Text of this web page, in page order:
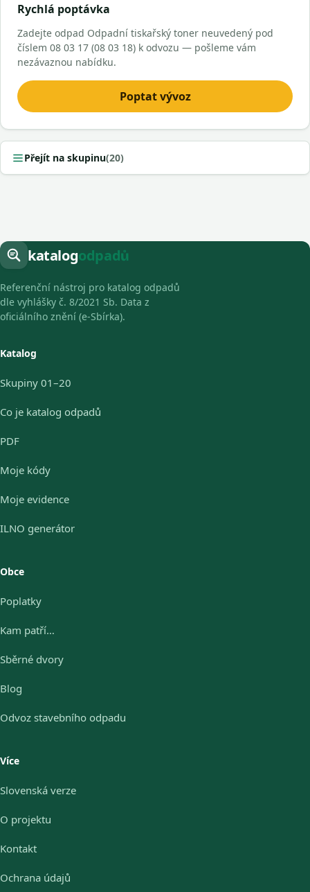
Rychlá poptávka
Zadejte odpad Odpadní tiskařský toner neuvedený pod
číslem 08 03 17 (08 03 18) k odvozu — pošleme vám
nezávaznou nabídku.
Poptat vývoz
Přejít na skupinu(20)
katalogodpadů
Referenční nástroj pro katalog odpadů
dle vyhlášky č. 8/2021 Sb. Data z
oficiálního znění (e-Sbírka).
Katalog
Skupiny 01–20
Co je katalog odpadů
PDF
Moje kódy
Moje evidence
ILNO generátor
Obce
Poplatky
Kam patří…
Sběrné dvory
Blog
Odvoz stavebního odpadu
Více
Slovenská verze
O projektu
Kontakt
Ochrana údajů